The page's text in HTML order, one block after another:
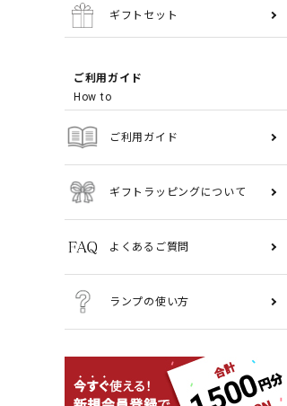
ギフトセット
ご利用ガイド
How to
ご利用ガイド
ギフトラッピングについて
よくあるご質問
ランプの使い方